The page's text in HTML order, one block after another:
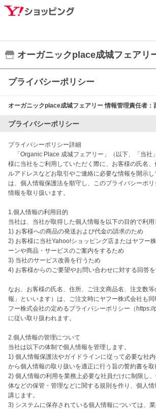
オーガニックplace成城フェアリ
プライバシーポリシー
オーガニックplace成城フェアリー情報管理責任者：
プライバシーポリシー
プライバシーポリシー詳細
「Organic Place 成城フェアリー」（以下、「当社
様に当社をご利用していただく際に、お客様の氏名
ルアドレスなどお取引やご連絡に必要な情報を開示
は、個人情報保護法を順守し、このプライバシーポ
情報を取り扱います。
1.個人情報の利用目的
当社は、当社が取得した個人情報を以下の目的で利用
1) お客様への商品の発送および代金の請求のため
2) お客様に当社Yahoo!ショッピング店またはヤフー
ーンや商品・サービスのご案内をするため
3) 当社のサービス改善を行うため
4) お客様からのご要望やお問い合わせに対する回答
なお、お客様の氏名、住所、ご注文商品名、注文数
報」といいます）は、ご注文時にヤフー株式会社も
フー株式会社の定めるプライバシーポリシー（https://
に従い取り扱われます。
2.個人情報の管理について
当社は以下の体制で個人情報を管理します。
1) 個人情報保護法やガイドラインに従って必要な社
から個人情報の取り扱いを適正に行う旨の誓約書を取
2) 個人情報の利用を業務上必要な社員だけに制限し
体などの保管・管理などに関する規則を作り、個人
講じます。
3) システムに保存されている個人情報については、